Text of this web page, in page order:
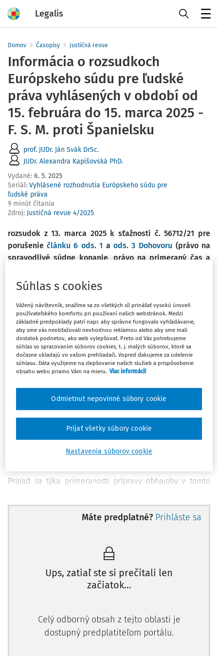
Legalis
Domov Časopisy Justičná revue
Informácia o rozsudkoch
Európskeho súdu pre ľudské
práva vyhlásených v období od
15. februára do 15. marca 2025 -
F. S. M. proti Španielsku
prof. JUDr. Ján Svák DrSc.
JUDr. Alexandra Kapišovská PhD.
Vydané: 6. 5. 2025
Seriál: Vyhlásené rozhodnutia Európskeho súdu pre
ľudské práva
9 minút čítania
Zdroj: Justičná revue 4/2025
rozsudok z 13. marca 2025 k sťažnosti č. 56712/21 pre
porušeniečlánku 6 ods. 1 aods. 3 Dohovoru (právo na
spravodlivé súdne konanie, právo na primeraný čas a
osoby postihnutej ADHD v trestnom konaní
Sťažovateľ je štátny príslušník Španielska, ktorý sa narodil
v roku 1948 a žije na ostrove Minorca (Španielsko). V roku
2016 bol čiastočne zbavený spôsobilosti na právne úkony
po tom, čo mu bola diagnostikovaná porucha pozornosti a
hyperaktivita ("ADHD") a psychotická porucha osobnosti.
Vo februári 2019 bol sťažovateľ uznaný vinným z troch
trestných činov - úniky na dani z pridanej hodnoty a
korporátnych daní v postavení správcu dvoch spoločností.
Jeho advokát žiadal o zastavenie trestného konania z
dôvodu, že sťažovateľ mal problém chápať význam
trestného konania proti nemu. Tieto žiadosti boli
Prípad sa týka primeranosti prípravy obhajoby v tomto
Sťažovateľ vo svojej sťažnosti namieta porušenie práva na
spravodlivé súdne konanie a práva na primeraný čas a
Máte predplatné? Prihláste sa
Ups, zatiaľ ste si prečítali len
začiatok...
Celý odborný obsah z tejto oblasti je
dostupný predplatiteľom portálu.
Súhlas s cookies
Vážený návštevník, snažíme sa zo všetkých síl prinášať vysokú úroveň
používateľského komfortu pri používaní našich webstránok. Medzi
základné predpoklady patrí napr. aby správne fungovalo vyhľadávanie,
aby sme vás neobťažovali nevhodnou reklamou alebo aby sme mali
dostatok podnetov, ako web vylepšovať. Preto od Vás potrebujeme
súhlas so spracovaním súborov cookies, t. j. malých súborov, ktoré sa
dočasne ukladajú vo vašom prehliadači. Vopred ďakujeme za udelenie
súhlasu. Dáta využijeme na zlepšovanie našich služieb a prispôsobenie
obsahu webu priamo Vám na mieru. Viac informácií
Nastavenia súborov cookie
Odmietnut nepovinné súbory cookie
Prijať všetky súbory cookie